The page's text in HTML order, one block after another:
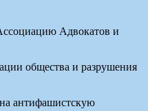
Адвокатов и
общества и разрушения
антифашистскую